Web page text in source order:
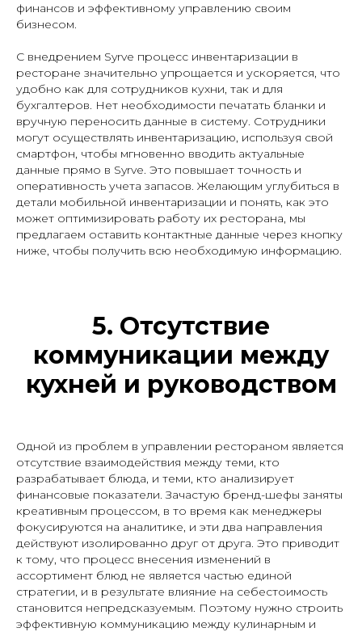
финансов и эффективному управлению своим
бизнесом.
С внедрением Syrve процесс инвентаризации в
ресторане значительно упрощается и ускоряется, что
удобно как для сотрудников кухни, так и для
бухгалтеров. Нет необходимости печатать бланки и
вручную переносить данные в систему. Сотрудники
могут осуществлять инвентаризацию, используя свой
смартфон, чтобы мгновенно вводить актуальные
данные прямо в Syrve. Это повышает точность и
оперативность учета запасов. Желающим углубиться в
детали мобильной инвентаризации и понять, как это
может оптимизировать работу их ресторана, мы
предлагаем оставить контактные данные через кнопку
ниже, чтобы получить всю необходимую информацию.
5. Отсутствие
коммуникации между
кухней и руководством
Одной из проблем в управлении рестораном является
отсутствие взаимодействия между теми, кто
разрабатывает блюда, и теми, кто анализирует
финансовые показатели. Зачастую бренд-шефы заняты
креативным процессом, в то время как менеджеры
фокусируются на аналитике, и эти два направления
действуют изолированно друг от друга. Это приводит
к тому, что процесс внесения изменений в
ассортимент блюд не является частью единой
стратегии, и в результате влияние на себестоимость
становится непредсказуемым. Поэтому нужно строить
эффективную коммуникацию между кулинарным и